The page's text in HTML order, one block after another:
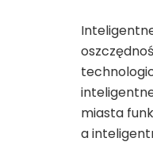
miasta
a